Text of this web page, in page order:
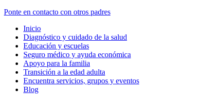
Ponte en contacto con otros padres
Inicio
Diagnóstico y cuidado de la salud
Educación y escuelas
Seguro médico y ayuda económica
Apoyo para la familia
Transición a la edad adulta
Encuentra servicios, grupos y eventos
Blog